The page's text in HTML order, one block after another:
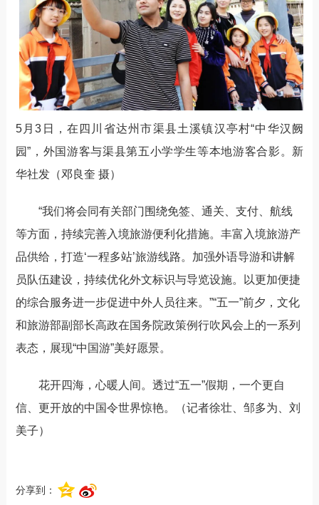
5月3日，在四川省达州市渠县土溪镇汉亭村“中华汉阙
园”，外国游客与渠县第五小学学生等本地游客合影。新
华社发（邓良奎 摄）
“我们将会同有关部门围绕免签、通关、支付、航线
等方面，持续完善入境旅游便利化措施。丰富入境旅游产
品供给，打造‘一程多站’旅游线路。加强外语导游和讲解
员队伍建设，持续优化外文标识与导览设施。以更加便捷
的综合服务进一步促进中外人员往来。”“五一”前夕，文化
和旅游部副部长高政在国务院政策例行吹风会上的一系列
表态，展现“中国游”美好愿景。
花开四海，心暖人间。透过“五一”假期，一个更自
信、更开放的中国令世界惊艳。（记者徐壮、邹多为、刘
美子）
分享到：